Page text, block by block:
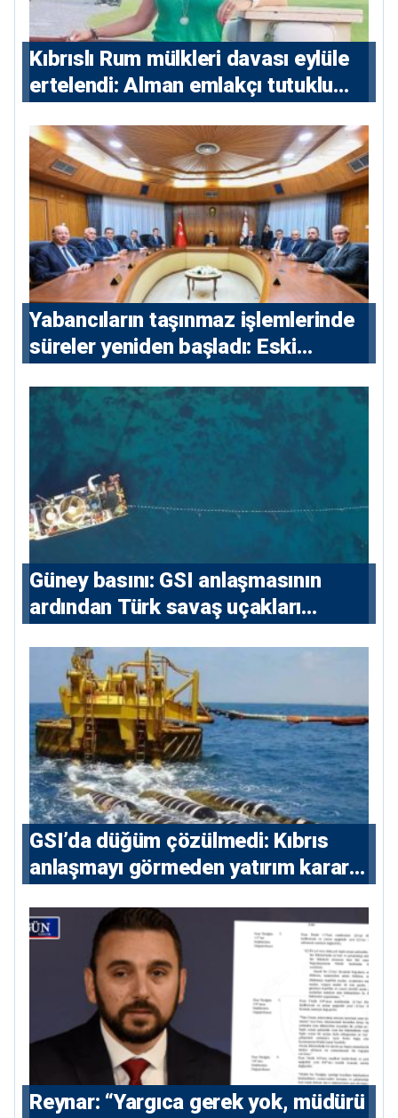
Kıbrıslı Rum mülkleri davası eylüle
ertelendi: Alman emlakçı tutuklu
Yabancıların taşınmaz işlemlerinde
süreler yeniden başladı: Eski
konutlara 36 ay
Güney basını: ⁠GSI anlaşmasının
ardından Türk savaş uçakları
GSI’da düğüm çözülmedi: Kıbrıs
anlaşmayı görmeden yatırım kararı
Reynar: “Yargıca gerek yok, müdürü